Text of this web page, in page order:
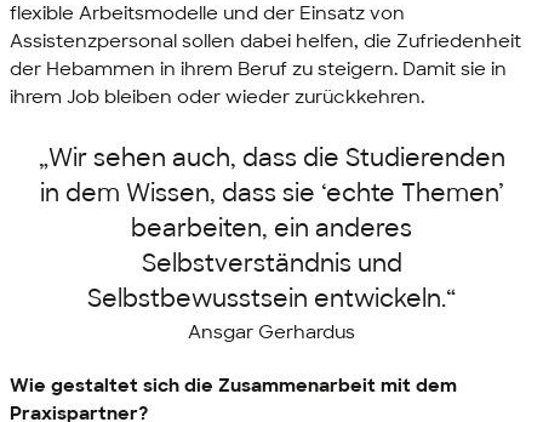
flexible Arbeitsmodelle und der Einsatz von
Assistenzpersonal sollen dabei helfen, die Zufriedenheit
der Hebammen in ihrem Beruf zu steigern. Damit sie in
ihrem Job bleiben oder wieder zurückkehren.
„Wir sehen auch, dass die Studierenden
in dem Wissen, dass sie ‘echte Themen’
bearbeiten, ein anderes
Selbstverständnis und
Selbstbewusstsein entwickeln.“
Ansgar Gerhardus
Wie gestaltet sich die Zusammenarbeit mit dem
Praxispartner?